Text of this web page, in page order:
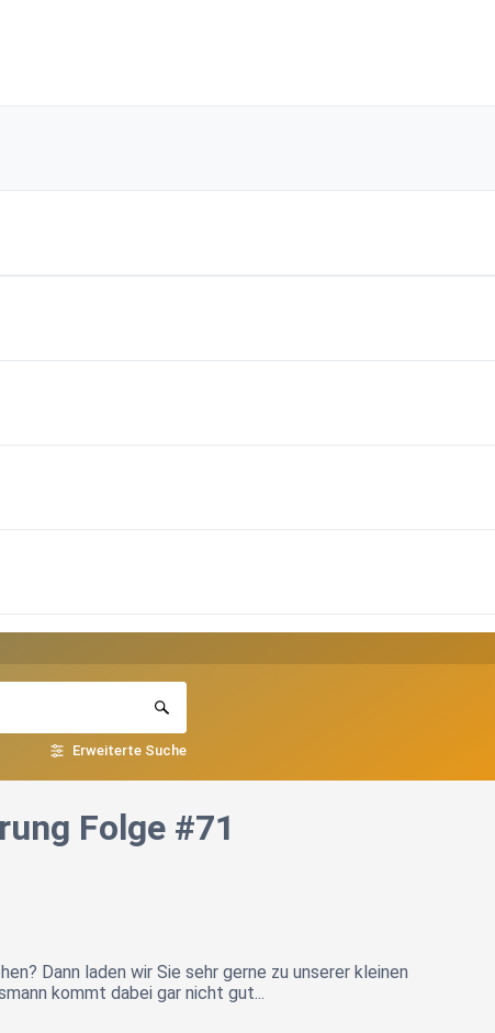
Erweiterte Suche
Folge #71
Dann laden wir Sie sehr gerne zu unserer kleinen
kommt dabei gar nicht gut...